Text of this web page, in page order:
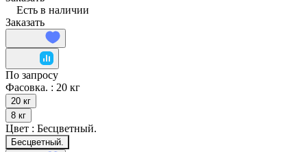
Есть в наличии
Заказать
По запросу
Фасовка. : 20 кг
20 кг
8 кг
Цвет : Бесцветный.
Бесцветный.